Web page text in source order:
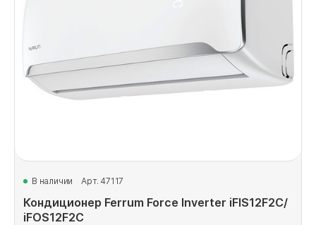
В наличии Арт. 47117
Кондиционер Ferrum Force Inverter iFIS12F2С/
iFOS12F2С